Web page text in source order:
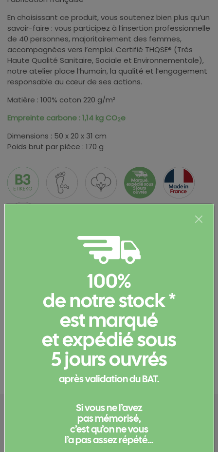
En choisissant ce produit, vous soutenez bien plus qu’un
savoir-faire : vous participez à l’insertion professionnelle
de 40 personnes, majoritairement des femmes,
accompagnées vers l’emploi. Certifié THQSE® (Très
Haute Qualité Sanitaire, Sociale et Environnementale),
notre atelier place l’humain, la qualité et l’engagement
responsable au cœur de ses actions.
Matière : 100% coton 220 g/m²
Empreinte carbone : 1,14 kg CO2e
Dimensions : 50 x 20 x 31 cm
Poids brut par pièce : 170 g
Stock
816
960
423
Informations complémentaires
Documents et certificats
Configurez votre
produit
100%
de notre stock *
est marqué
et expédié sous
5 jours ouvrés
après validation du BAT.
Si vous ne l’avez
pas mémorisé,
c’est qu’on ne vous
l’a pas assez répété...